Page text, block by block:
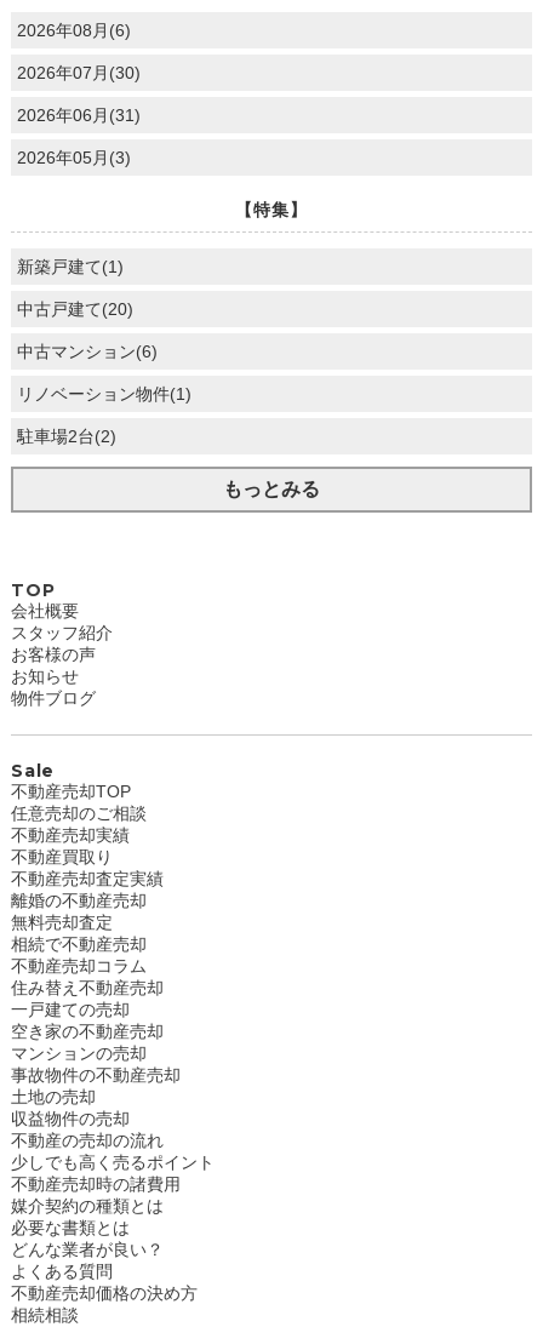
2026年08月(6)
2026年07月(30)
2026年06月(31)
2026年05月(3)
【特集】
新築戸建て(1)
中古戸建て(20)
中古マンション(6)
リノベーション物件(1)
駐車場2台(2)
もっとみる
TOP
会社概要
スタッフ紹介
お客様の声
お知らせ
物件ブログ
Sale
不動産売却TOP
任意売却のご相談
不動産売却実績
不動産買取り
不動産売却査定実績
離婚の不動産売却
無料売却査定
相続で不動産売却
不動産売却コラム
住み替え不動産売却
一戸建ての売却
空き家の不動産売却
マンションの売却
事故物件の不動産売却
土地の売却
収益物件の売却
不動産の売却の流れ
少しでも高く売るポイント
不動産売却時の諸費用
媒介契約の種類とは
必要な書類とは
どんな業者が良い？
よくある質問
不動産売却価格の決め方
相続相談